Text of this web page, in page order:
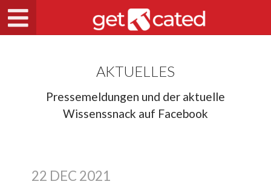
AKTUELLES
Pressemeldungen und der aktuelle
Wissenssnack auf Facebook
22 DEC 2021